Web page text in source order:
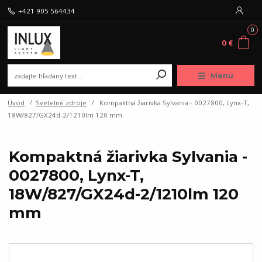
Menu
+421 905 564434
0
0 €
Úvod Svetelné zdroje
Kompaktná žiarivka Sylvania - 0027800, Lynx-T,
18W/827/GX24d-2/1210lm 120 mm
Kompaktná žiarivka Sylvania -
0027800, Lynx-T,
18W/827/GX24d-2/1210lm 120
mm